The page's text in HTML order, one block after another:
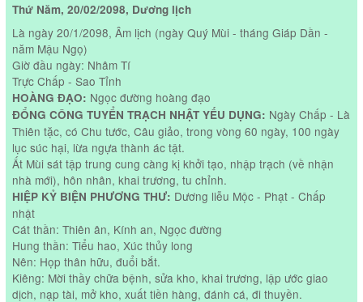
Thứ Năm, 20/02/2098, Dương lịch
Là ngày 20/1/2098, Âm lịch (ngày Quý Mùi - tháng Giáp Dần -
năm Mậu Ngọ)
Giờ đầu ngày: Nhâm Tí
Trực Chấp - Sao Tỉnh
HOÀNG ĐẠO: Ngọc đường hoàng đạo
ĐỔNG CÔNG TUYỂN TRẠCH NHẬT YẾU DỤNG: Ngày Chấp - Là
Thiên tặc, có Chu tước, Câu giảo, trong vòng 60 ngày, 100 ngày
lục súc hại, lừa ngựa thành ác tật.
Ất Mùi sát tập trung cung càng kị khởi tạo, nhập trạch (về nhận
nhà mới), hôn nhân, khai trương, tu chỉnh.
HIỆP KỶ BIỆN PHƯƠNG THƯ: Dương liễu Mộc - Phạt - Chấp
nhật
Cát thần: Thiên ân, Kính an, Ngọc đường
Hung thần: Tiểu hao, Xúc thủy long
Nên: Họp thân hữu, đuổi bắt.
Kiêng: Mời thầy chữa bệnh, sửa kho, khai trương, lập ước giao
dịch, nạp tài, mở kho, xuất tiền hàng, đánh cá, đi thuyền.